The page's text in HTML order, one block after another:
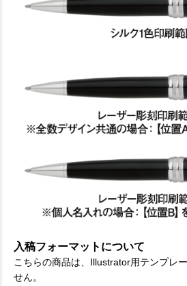
入稿フォーマットについて
こちらの商品は、Illustrator用テンプレ
せん。